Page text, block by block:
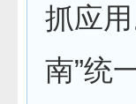
抓应
南”统